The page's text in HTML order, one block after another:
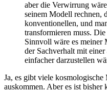
aber die Verwirrung
seinem Modell rechnen,
konventionellen, und
transformieren muss.
Sinnvoll wäre es meiner
der Sachverhalt mit
einfacher darzustellen
Ja, es gibt viele
auskommen. Aber es ist bisher